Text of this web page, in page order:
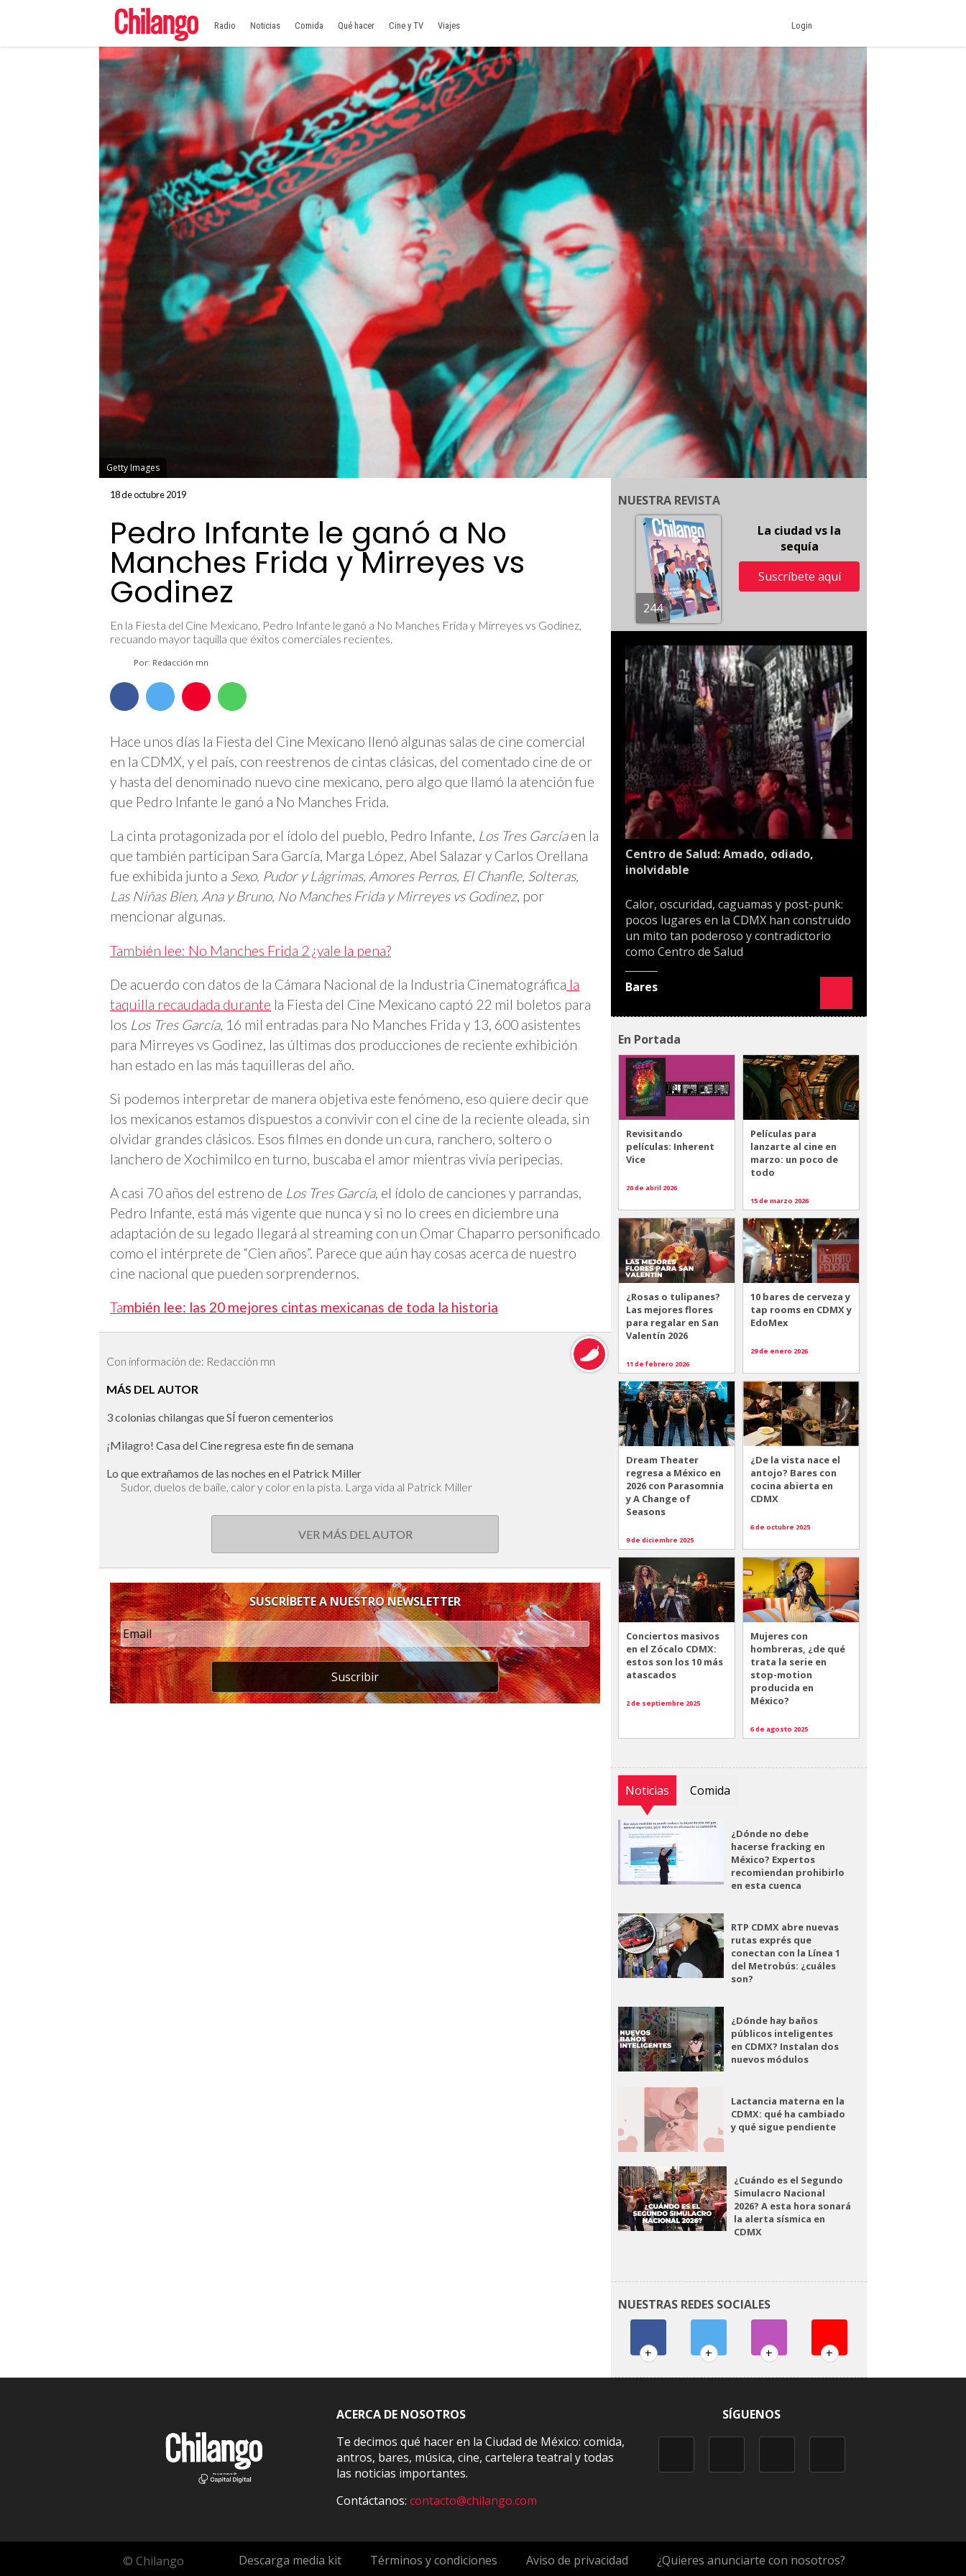
Radio Noticias Comida Qué hacer Cine y TV Viajes Login
Getty Images
18 de octubre 2019
Pedro Infante le ganó a No
Manches Frida y Mirreyes vs
Godinez
En la Fiesta del Cine Mexicano, Pedro Infante le ganó a No Manches Frida y Mirreyes vs Godinez,
recuando mayor taquilla que éxitos comerciales recientes.
Por: Redacción mn
Hace unos días la Fiesta del Cine Mexicano llenó algunas salas de cine comercial
en la CDMX, y el país, con reestrenos de cintas clásicas, del comentado cine de or
y hasta del denominado nuevo cine mexicano, pero algo que llamó la atención fue
que Pedro Infante le ganó a No Manches Frida.
La cinta protagonizada por el ídolo del pueblo, Pedro Infante, Los Tres Garcíaen la
que también participan Sara García, Marga López, Abel Salazar y Carlos Orellana
fue exhibida junto a Sexo, Pudor y Lágrimas, Amores Perros, El Chanfle, Solteras,
Las Niñas Bien, Ana y Bruno, No Manches Frida y Mirreyes vs Godinez, por
mencionar algunas.
También lee: No Manches Frida 2 ¿vale la pena?
De acuerdo con datos de la Cámara Nacional de la Industria Cinematográfica la
taquilla recaudada durante la Fiesta del Cine Mexicano captó 22 mil boletos para
los Los Tres García, 16 mil entradas para No Manches Frida y 13, 600 asistentes
para Mirreyes vs Godinez, las últimas dos producciones de reciente exhibición
han estado en las más taquilleras del año.
Si podemos interpretar de manera objetiva este fenómeno, eso quiere decir que
los mexicanos estamos dispuestos a convivir con el cine de la reciente oleada, sin
olvidar grandes clásicos. Esos filmes en donde un cura, ranchero, soltero o
lanchero de Xochimilco en turno, buscaba el amor mientras vivía peripecias.
A casi 70 años del estreno de Los Tres García, el ídolo de canciones y parrandas,
Pedro Infante, está más vigente que nunca y si no lo crees en diciembre una
adaptación de su legado llegará al streaming con un Omar Chaparro personificado
como el intérprete de “Cien años”. Parece que aún hay cosas acerca de nuestro
cine nacional que pueden sorprendernos.
También lee: las 20 mejores cintas mexicanas de toda la historia
Con información de: Redacción mn
MÁS DEL AUTOR
3 colonias chilangas que SÍ fueron cementerios
¡Milagro! Casa del Cine regresa este fin de semana
Lo que extrañamos de las noches en el Patrick Miller
Sudor, duelos de baile, calor y color en la pista. Larga vida al Patrick Miller
VER MÁS DEL AUTOR
SUSCRÍBETE A NUESTRO NEWSLETTER
Suscribir
NUESTRA REVISTA
244
La ciudad vs la
sequía
Suscríbete aquí
Centro de Salud: Amado, odiado,
inolvidable
Calor, oscuridad, caguamas y post-punk:
pocos lugares en la CDMX han construido
un mito tan poderoso y contradictorio
como Centro de Salud
Bares
En Portada
Revisitando
películas: Inherent
Vice
20 de abril 2026
Películas para
lanzarte al cine en
marzo: un poco de
todo
15 de marzo 2026
¿Rosas o tulipanes?
Las mejores flores
para regalar en San
Valentín 2026
11 de febrero 2026
10 bares de cerveza y
tap rooms en CDMX y
EdoMex
29 de enero 2026
Dream Theater
regresa a México en
2026 con Parasomnia
y A Change of
Seasons
9 de diciembre 2025
¿De la vista nace el
antojo? Bares con
cocina abierta en
CDMX
6 de octubre 2025
Conciertos masivos
en el Zócalo CDMX:
estos son los 10 más
atascados
2 de septiembre 2025
Mujeres con
hombreras, ¿de qué
trata la serie en
stop-motion
producida en
México?
6 de agosto 2025
Noticias Comida
¿Dónde no debe
hacerse fracking en
México? Expertos
recomiendan prohibirlo
en esta cuenca
RTP CDMX abre nuevas
rutas exprés que
conectan con la Línea 1
del Metrobús: ¿cuáles
son?
¿Dónde hay baños
públicos inteligentes
en CDMX? Instalan dos
nuevos módulos
Lactancia materna en la
CDMX: qué ha cambiado
y qué sigue pendiente
¿Cuándo es el Segundo
Simulacro Nacional
2026? A esta hora sonará
la alerta sísmica en
CDMX
NUESTRAS REDES SOCIALES
+ + + +
ACERCA DE NOSOTROS
Te decimos qué hacer en la Ciudad de México: comida,
antros, bares, música, cine, cartelera teatral y todas
las noticias importantes.
Contáctanos:contacto@chilango.com
SÍGUENOS
© Chilango Descarga media kit Términos y condiciones Aviso de privacidad ¿Quieres anunciarte con nosotros?